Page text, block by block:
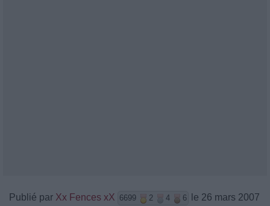
Publié par Xx Fences xX 6699 2 4 6
le 26 mars 2007